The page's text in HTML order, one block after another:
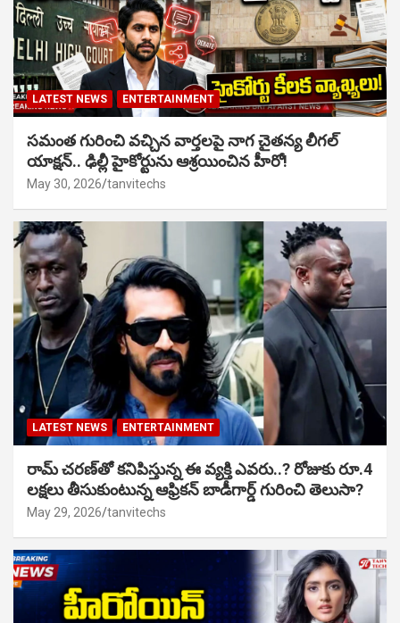
LATEST NEWS ENTERTAINMENT
సమంత గురించి వచ్చిన వార్తలపై నాగ చైతన్య లీగల్
యాక్షన్.. ఢిల్లీ హైకోర్టును ఆశ్రయించిన హీరో!
May 30, 2026 tanvitechs
LATEST NEWS ENTERTAINMENT
రామ్ చరణ్‌తో కనిపిస్తున్న ఈ వ్యక్తి ఎవరు..? రోజుకు రూ.4
లక్షలు తీసుకుంటున్న ఆఫ్రికన్ బాడీగార్డ్ గురించి తెలుసా?
May 29, 2026 tanvitechs